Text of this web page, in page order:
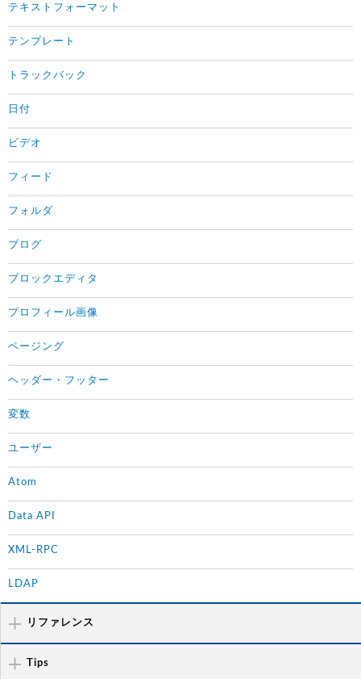
テキストフォーマット
テンプレート
トラックバック
日付
ビデオ
フィード
フォルダ
ブログ
ブロックエディタ
プロフィール画像
ページング
ヘッダー・フッター
変数
ユーザー
Atom
Data API
XML-RPC
LDAP
リファレンス
Tips